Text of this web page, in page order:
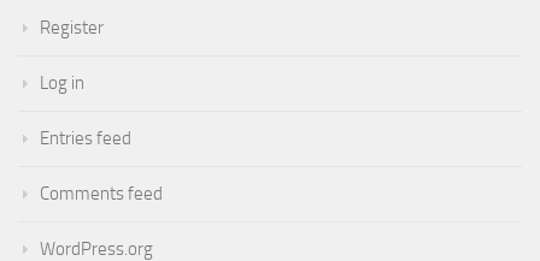
Register
Log in
Entries feed
Comments feed
WordPress.org